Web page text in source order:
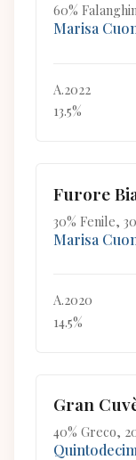
60%
Marisa
A.2022
13.5%
Furore
30% Fenile,
Marisa
A.2020
14.5%
Gran
40% Greco,